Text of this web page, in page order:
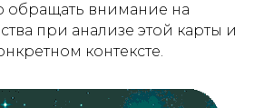
обращать внимание на
при анализе этой карты и
контексте.